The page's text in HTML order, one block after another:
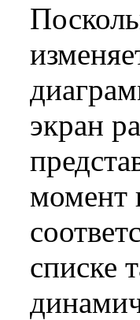
экран
момент
списке